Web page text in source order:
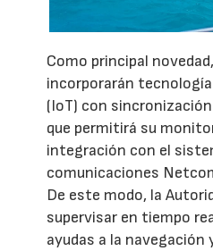
Como principal
incorporarán
(IoT) con
que permitirá su
integración con el
comunicaciones
De este modo, la
supervisar en tiempo
ayudas a la